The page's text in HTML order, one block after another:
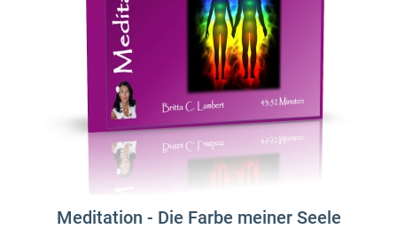
Meditation - Die Farbe meiner Seele